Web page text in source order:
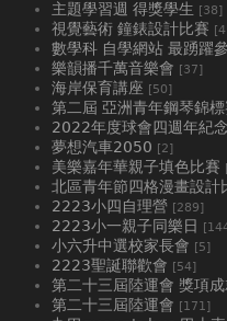
主題學習週 得獎學生 [38]
視覺藝術 鐘錶設計比賽
數學科 自學網站 最踴躍
樂韻播千萬音樂會 [37]
海岸保育講座 [50]
第二屆 亞洲青年鋼琴錦
2022年度球會四週年紀
夢想汽車2050 [2]
美樂嘉年華親子填色比賽
北區青年節四格漫畫設計
2223小四自理營 [289]
2223小一親子同樂日
小六升中選校家長會 [5]
2223聖誕聯歡會 [54]
第二十三屆陸運會 獎項
第二十三屆陸運會 [171]